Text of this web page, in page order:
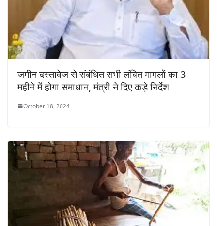
जमीन दस्तावेज से संबंधित सभी लंबित मामलों का 3
महीने में होगा समाधान, मंत्री ने दिए कड़े निर्देश
October 18, 2024